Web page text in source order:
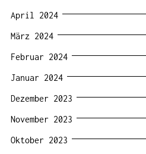
April 2024
März 2024
Februar 2024
Januar 2024
Dezember 2023
November 2023
Oktober 2023